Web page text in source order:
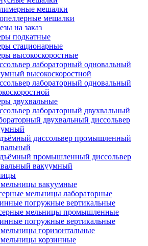
мешалки
мешалки
на заказ
подкатные
стационарные
высокоскоростные
лабораторный одновальный
высокоскоростной
лабораторный одновальный
двухвальные
лабораторный двухвальный
двухвальный диссольвер
диссольвер промышленный
промышленный диссольвер
вакуумный
вакуумные
мельницы лабораторные
погружные вертикальные
мельницы промышленные
погружные вертикальные
горизонтальные
корзинные